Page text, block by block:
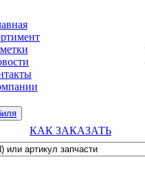
КАК ЗАКАЗАТЬ